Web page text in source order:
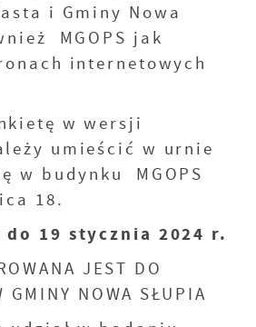
i Gminy Nowa
MGOPS jak
internetowych
w wersji
umieścić w urnie
w budynku MGOPS
18.
19 stycznia 2024 r.
JEST DO
GMINY NOWA SŁUPIA